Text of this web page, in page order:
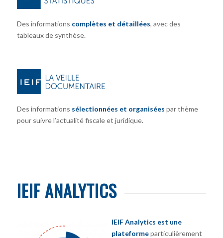
Des informations complètes et détaillées, avec des
tableaux de synthèse.
Des informations sélectionnées et organisées par thème
pour suivre l’actualité fiscale et juridique.
IEIF ANALYTICS
IEIF Analytics est une
plateformeparticulièrement